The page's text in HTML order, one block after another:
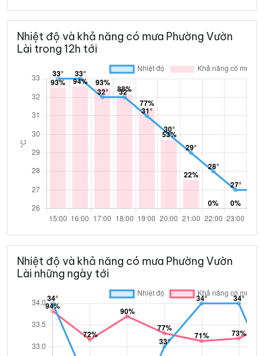
Nhiệt độ và khả năng có mưa Phường Vườn
Lài trong 12h tới
Nhiệt độ và khả năng có mưa Phường Vườn
Lài những ngày tới